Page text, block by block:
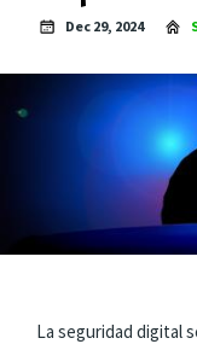
Dec 29, 2024
La seguridad digital